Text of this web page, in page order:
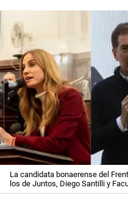
La candidata bonaerense del
los de Juntos, Diego Santilli y